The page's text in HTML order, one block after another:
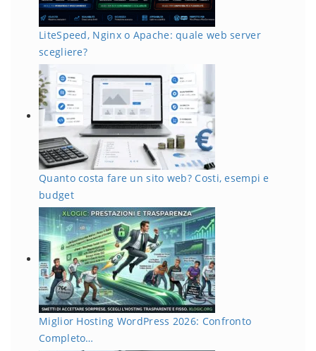
LiteSpeed, Nginx o Apache: quale web server
scegliere?
Quanto costa fare un sito web? Costi, esempi e
budget
Miglior Hosting WordPress 2026: Confronto
Completo…